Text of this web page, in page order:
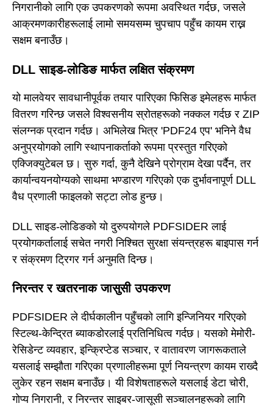
निगरानीको लागि एक उपकरणको रूपमा अवस्थित गर्दछ, जसले
आक्रमणकारीहरूलाई लामो समयसम्म चुपचाप पहुँच कायम राख्न
सक्षम बनाउँछ।
DLL साइड-लोडिङ मार्फत लक्षित संक्रमण
यो मालवेयर सावधानीपूर्वक तयार पारिएका फिसिङ इमेलहरू मार्फत
वितरण गरिन्छ जसले विश्वसनीय स्रोतहरूको नक्कल गर्दछ र ZIP
संलग्नक प्रदान गर्दछ। अभिलेख भित्र 'PDF24 एप' भनिने वैध
अनुप्रयोगको लागि स्थापनाकर्ताको रूपमा प्रस्तुत गरिएको
एक्जिक्युटेबल छ। सुरु गर्दा, कुनै देखिने प्रोग्राम देखा पर्दैन, तर
कार्यान्वयनयोग्यको साथमा भण्डारण गरिएको एक दुर्भावनापूर्ण DLL
वैध प्रणाली फाइलको सट्टा लोड हुन्छ।
DLL साइड-लोडिङको यो दुरुपयोगले PDFSIDER लाई
प्रयोगकर्तालाई सचेत नगरी निश्चित सुरक्षा संयन्त्रहरू बाइपास गर्न
र संक्रमण ट्रिगर गर्न अनुमति दिन्छ।
निरन्तर र खतरनाक जासुसी उपकरण
PDFSIDER ले दीर्घकालीन पहुँचको लागि इन्जिनियर गरिएको
स्टिल्थ-केन्द्रित ब्याकडोरलाई प्रतिनिधित्व गर्दछ। यसको मेमोरी-
रेसिडेन्ट व्यवहार, इन्क्रिप्टेड सञ्चार, र वातावरण जागरूकताले
यसलाई सम्झौता गरिएका प्रणालीहरूमा पूर्ण नियन्त्रण कायम राख्दै
लुकेर रहन सक्षम बनाउँछ। यी विशेषताहरूले यसलाई डेटा चोरी,
गोप्य निगरानी, र निरन्तर साइबर-जासूसी सञ्चालनहरूको लागि